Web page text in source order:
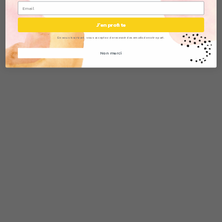
J'en profite
En vous inscrivant, vous acceptez de recevoir des emails de notre part.
Non merci